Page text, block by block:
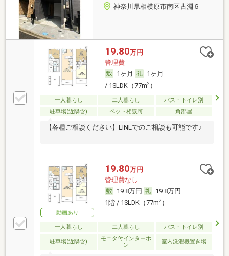
神奈川県相模原市南区古淵６
19.80万円
管理費-
1ヶ月
1ヶ月
/ 1SLDK（77m2）
一人暮らし 二人暮らし
バス・トイレ別
駐車場(近隣含)
ペット相談可 角部屋
【各種ご相談ください】LINEでのご相談も可能です♪
動画あり
19.80万円
管理費なし
19.8万円
19.8万円
1階 / 1SLDK（77m2）
一人暮らし 二人暮らし バス・トイレ別
駐車場(近隣含)
モニタ付インターホ
ン
室内洗濯機置き場